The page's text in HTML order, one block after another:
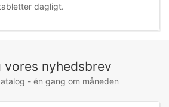
dagligt.
vores nyhedsbrev
- én gang om måneden